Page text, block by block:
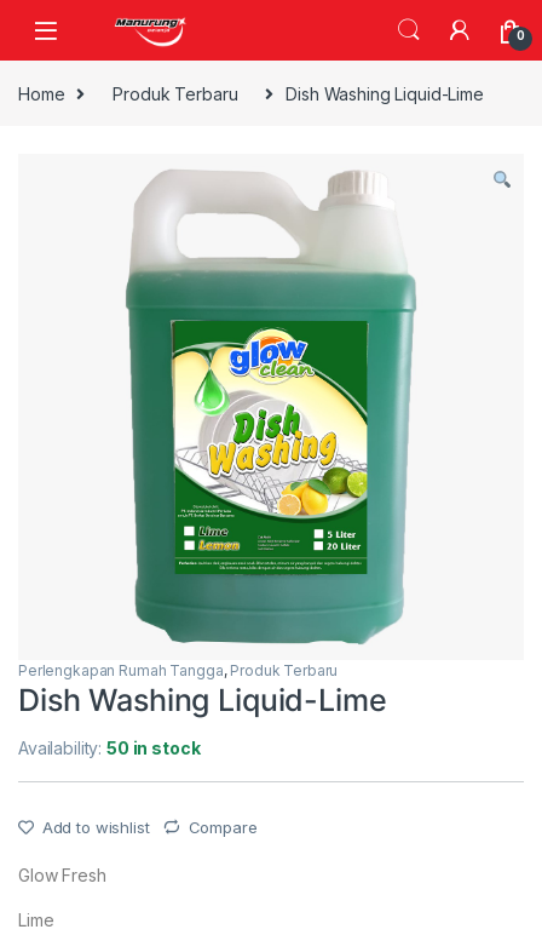
0
Home Produk Terbaru Dish Washing Liquid-Lime
Perlengkapan Rumah Tangga, Produk Terbaru
Dish Washing Liquid-Lime
Availability:50 in stock
Add to wishlist Compare
Glow Fresh
Lime